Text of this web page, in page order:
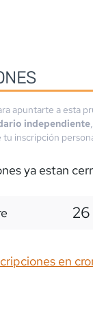
apuntarte a esta
independiente
inscripción
ya estan
en